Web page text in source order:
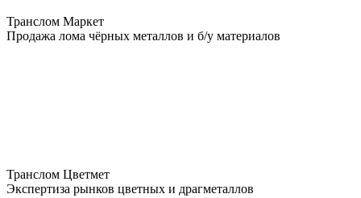
Транслом Маркет
Продажа лома чёрных металлов и б/у материалов
Транслом Цветмет
Экспертиза рынков цветных и драгметаллов